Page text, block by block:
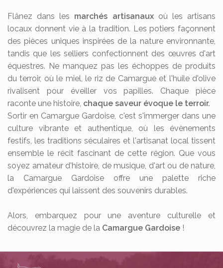
Flânez dans les marchés artisanauxoù les artisans
locaux donnent vie à la tradition. Les potiers façonnent
des pièces uniques inspirées de la nature environnante,
tandis que les selliers confectionnent des œuvres d'art
équestres. Ne manquez pas les échoppes de produits
du terroir, où le miel, le riz de Camargue et l'huile d'olive
rivalisent pour éveiller vos papilles. Chaque pièce
raconte une histoire, chaque saveur évoque le terroir.
Sortir en Camargue Gardoise, c'est s'immerger dans une
culture vibrante et authentique, où les évènements
festifs, les traditions séculaires et l'artisanat local tissent
ensemble le récit fascinant de cette région. Que vous
soyez amateur d'histoire, de musique, d'art ou de nature,
la Camargue Gardoise offre une palette riche
d'expériences qui laissent des souvenirs durables.
Alors, embarquez pour une aventure culturelle et
découvrez la magie de la Camargue Gardoise !